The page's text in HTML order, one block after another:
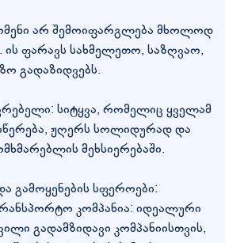
არ შემოიფარგლება მხოლოდ
ფარავს სახმელეთო, საზღვაო,
გადაზიდვებს.
სიტყვა, რომელიც ყველამ
ჟღერს სოლიდურად და
მეხსიერებაში.
გამოყენების სფეროები:
კომპანია: იდეალური
გადამზიდავი კომპანიისთვის,